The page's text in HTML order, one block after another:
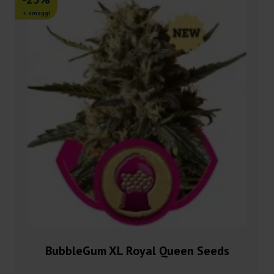
+ omaggi
BubbleGum XL Royal Queen Seeds